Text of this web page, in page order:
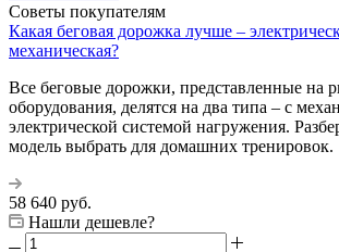
Советы покупателям
Какая беговая дорожка лучше –
механическая?
Все беговые дорожки, представленные на
оборудования, делятся на два типа – с
электрической системой нагружения.
модель выбрать для домашних тренировок.
58 640 руб.
Нашли дешевле?